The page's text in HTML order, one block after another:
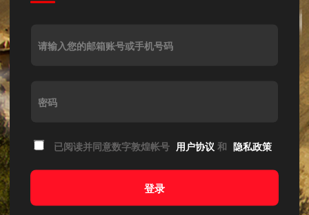
请输入您的邮箱账号或手机号码
密码
已阅读并同意数字敦煌帐号 用户协议 和 隐私政策
登录